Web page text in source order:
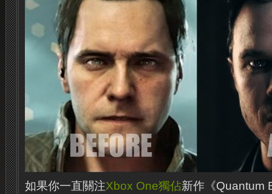
如果你一直關注Xbox One獨佔新作《Quantum